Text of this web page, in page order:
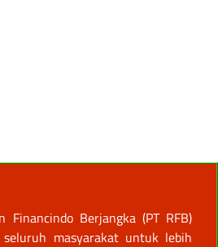
Financindo Berjangka (PT RFB)
seluruh masyarakat untuk lebih